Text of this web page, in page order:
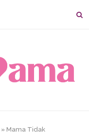
» Mama Tidak